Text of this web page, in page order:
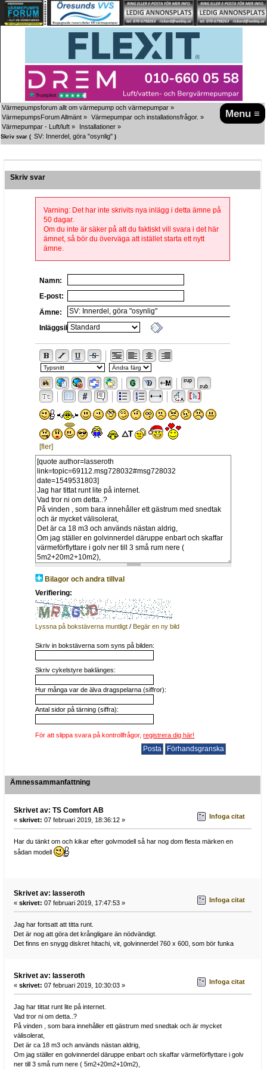
Menu ≡
Värmepumpsforum allt om värmepump och värmepumpar »
VärmepumpsForum Allmänt » Värmepumpar och installationsfrågor. »
Värmepumpar - Luft/luft » Installationer »
Skriv svar ( SV: Innerdel, göra "osynlig" )
Skriv svar
Varning: Det har inte skrivits nya inlägg i detta ämne på
50 dagar.
Om du inte är säker på att du faktiskt vill svara i det här
ämnet, så bör du överväga att istället starta ett nytt
ämne.
Namn:
E-post:
Ämne:
Inläggsikon:
[fler]
Bilagor och andra tillval
Verifiering:
Lyssna på bokstäverna muntligt /Begär en ny bild
Skriv in bokstäverna som syns på bilden:
Skriv cykelstyre baklänges:
Hur många var de älva dragspelarna (siffror):
Antal sidor på tärning (siffra):
För att slippa svara på kontrollfrågor,registrera dig här!
Ämnessammanfattning
Skrivet av: TS Comfort AB
« skrivet: 07 februari 2019, 18:36:12 » Infoga citat
Har du tänkt om och kikar efter golvmodell så har nog dom flesta märken en
sådan modell
Skrivet av: lasseroth
« skrivet: 07 februari 2019, 17:47:53 » Infoga citat
Jag har fortsatt att titta runt.
Det är nog att göra det krångligare än nödvändigt.
Det finns en snygg diskret hitachi, vit, golvinnerdel 760 x 600, som bör funka
Skrivet av: lasseroth
« skrivet: 07 februari 2019, 10:30:03 » Infoga citat
Jag har tittat runt lite på internet.
Vad tror ni om detta..?
På vinden , som bara innehåller ett gästrum med snedtak och är mycket
välisolerat,
Det är ca 18 m3 och används nästan aldrig,
Om jag ställer en golvinnerdel däruppe enbart och skaffar värmeförflyttare i golv
ner till 3 små rum nere ( 5m2+20m2+10m2),